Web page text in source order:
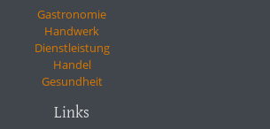
Gastronomie
Handwerk
Dienstleistung
Handel
Gesundheit
Links